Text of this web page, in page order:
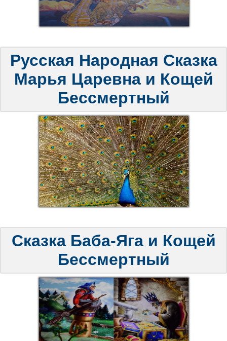
Русская Народная Сказка
Марья Царевна и Кощей
Бессмертный
Сказка Баба-Яга и Кощей
Бессмертный